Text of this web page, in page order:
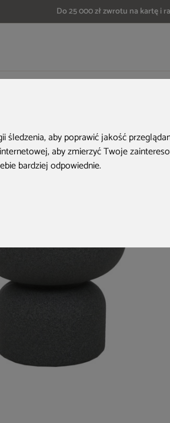
aby poprawić jakość
,aby zmierzyć Twoje
bardziej odpowiednie.
Do 25 000 zł zwrotu na kartę i